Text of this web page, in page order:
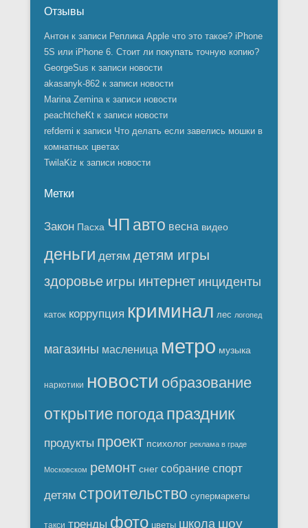
Отзывы
Антон к записи Реплика Apple что это такое? iPhone
5S или iPhone 6. Стоит ли покупать точную копию?
GeorgeSus к записи новости
akasanyk-862 к записи новости
Marina Zemina к записи новости
peachtcheKt к записи новости
refdemi к записи Что делать если завелись мошки в
комнатных цветах
TwilaKiz к записи новости
Метки
Закон Пасха ЧП авто весна видео
деньги детям детям игры
здоровье игры интернет инциденты
каток коррупция криминал лес логопед
магазины масленица метро музыка
наркотики новости образование
открытие погода праздник
продукты проект психолог реклама в граде
Московском ремонт снег собрание спорт
детям строительство супермаркеты
такси тренды фото цветы школа шоу